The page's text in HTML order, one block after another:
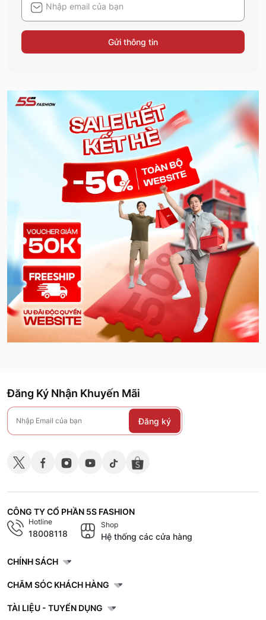
Gửi thông tin
Đăng Ký Nhận Khuyến Mãi
Đăng ký
CÔNG TY CỔ PHẦN 5S FASHION
Hotline
18008118
Shop
Hệ thống các cửa hàng
CHÍNH SÁCH
CHĂM SÓC KHÁCH HÀNG
TÀI LIỆU - TUYỂN DỤNG